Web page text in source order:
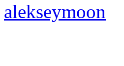
alekseymoon